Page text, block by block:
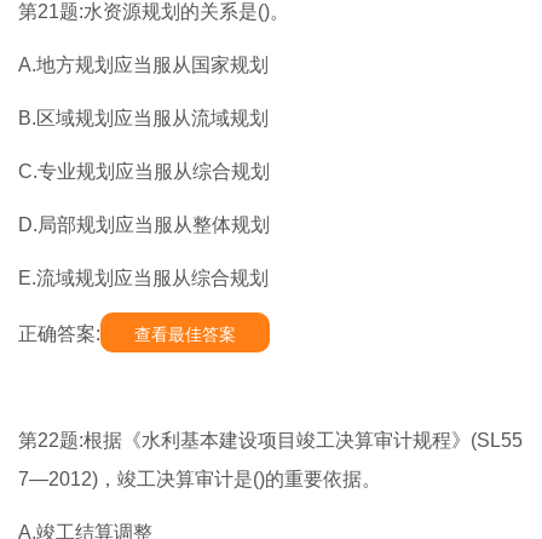
第21题:水资源规划的关系是()。
A.地方规划应当服从国家规划
B.区域规划应当服从流域规划
C.专业规划应当服从综合规划
D.局部规划应当服从整体规划
E.流域规划应当服从综合规划
正确答案: 查看最佳答案
第22题:根据《水利基本建设项目竣工决算审计规程》(SL55
7—2012)，竣工决算审计是()的重要依据。
A.竣工结算调整